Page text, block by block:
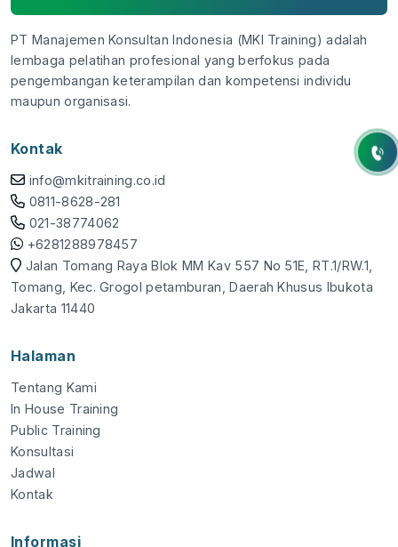
PT Manajemen Konsultan Indonesia (MKI Training) adalah
lembaga pelatihan profesional yang berfokus pada
pengembangan keterampilan dan kompetensi individu
maupun organisasi.
Kontak
info@mkitraining.co.id
0811-8628-281
021-38774062
+6281288978457
Jalan Tomang Raya Blok MM Kav 557 No 51E, RT.1/RW.1,
Tomang, Kec. Grogol petamburan, Daerah Khusus Ibukota
Jakarta 11440
Halaman
Tentang Kami
In House Training
Public Training
Konsultasi
Jadwal
Kontak
Informasi